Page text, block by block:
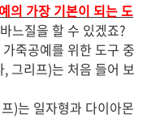
의 가장 기본이 되는 도
느질을 할 수 있겠죠?
죽공예를 위한 도구 중
그리프)는 처음 들어 보
)는 일자형과 다이아몬